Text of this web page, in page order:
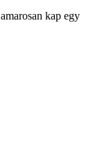
kap egy